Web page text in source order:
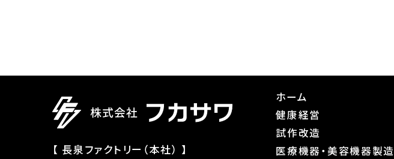
【 長泉ファクトリー（本社） 】
ホーム
健康経営
試作改造
医療機器・美容機器製造